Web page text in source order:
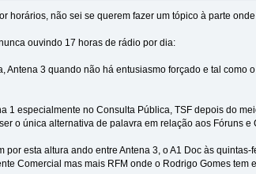
horários, não sei se querem fazer um tópico à parte
ouvindo 17 horas de rádio por dia:
Antena 3 quando não há entusiasmo forçado e tal como
1 especialmente no Consulta Pública, TSF depois do
o única alternativa de palavra em relação aos Fóruns e
por esta altura ando entre Antena 3, o A1 Doc às
Comercial mas mais RFM onde o Rodrigo Gomes tem